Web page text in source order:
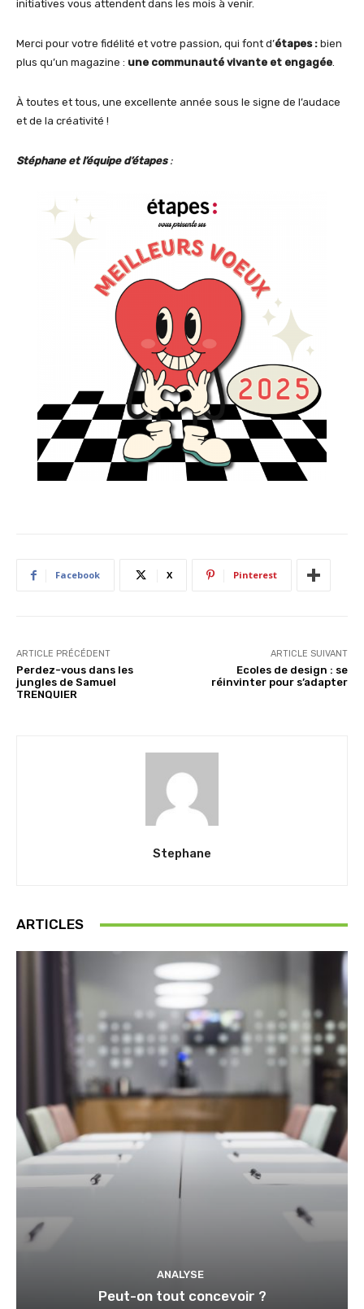
initiatives vous attendent dans les mois à venir.
Merci pour votre fidélité et votre passion, qui font d’étapes : bien
plus qu’un magazine : une communauté vivante et engagée.
À toutes et tous, une excellente année sous le signe de l’audace
et de la créativité !
Stéphane et l’équipe d’étapes:
Facebook X Pinterest
ARTICLE PRÉCÉDENT
Perdez-vous dans les
jungles de Samuel
TRENQUIER
ARTICLE SUIVANT
Ecoles de design : se
réinvinter pour s’adapter
Stephane
ARTICLES
ANALYSE
Peut-on tout concevoir ?